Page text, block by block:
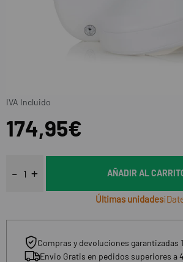
174,95€
IVA Incluido
AÑADIR AL
Últimas unidades
Compras y devoluciones garantizadas
Envio Gratis en pedidos superiores a